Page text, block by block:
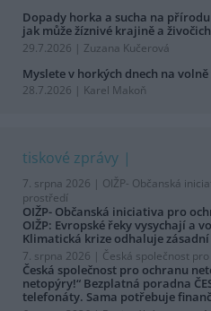
Dopady horka a sucha na
jak může žíznivé krajině a
29.7.2026 | Zuzana Kučerová
Myslete v horkých dnech na
28.7.2026 | Karel Makoň
tiskové zprávy
7. srpna 2026 | OIŽP- Občanská
prostředí
OIŽP- Občanská iniciativa pro
OIŽP: Evropské řeky vysychají a
Klimatická krize odhaluje
7. srpna 2026 | Česká společnost
Česká společnost pro ochranu
netopýry!“ Bezplatná poradna
telefonáty. Sama potřebuje